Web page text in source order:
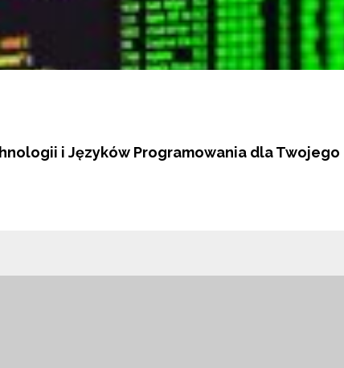
i Języków Programowania dla